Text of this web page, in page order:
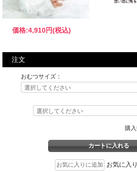
価格:4,910円(税込)
注文
おむつサイズ：
購入
お気に入